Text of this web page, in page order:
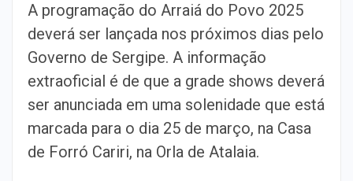
A programação do Arraiá do Povo 2025
deverá ser lançada nos próximos dias pelo
Governo de Sergipe. A informação
extraoficial é de que a grade shows deverá
ser anunciada em uma solenidade que está
marcada para o dia 25 de março, na Casa
de Forró Cariri, na Orla de Atalaia.